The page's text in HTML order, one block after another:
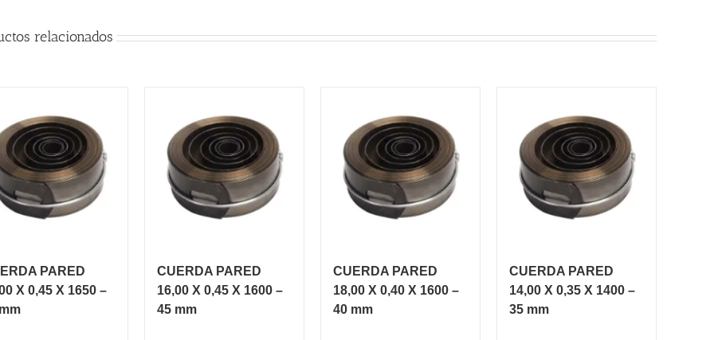
relacionados
PARED
X 0,45 X 1650 –
CUERDA PARED
16,00 X 0,45 X 1600 –
45 mm
CUERDA PARED
18,00 X 0,40 X 1600 –
40 mm
CUERDA PARED
14,00 X 0,35 X 1400 –
35 mm